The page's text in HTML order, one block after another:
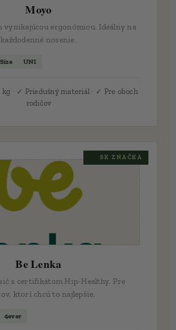
Moyo
vynikajúcou ergonómiou. Ideálny na
každodenné nosenie.
UNI
· ✓ Priedušný materiál · ✓ Pre oboch
rodičov
🇸🇰 SK ZNAČKA
Be Lenka
s certifikátom Hip-Healthy. Pre
ktorí chcú to najlepšie.
4ever